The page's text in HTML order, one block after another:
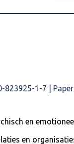
1-7 |
en
en